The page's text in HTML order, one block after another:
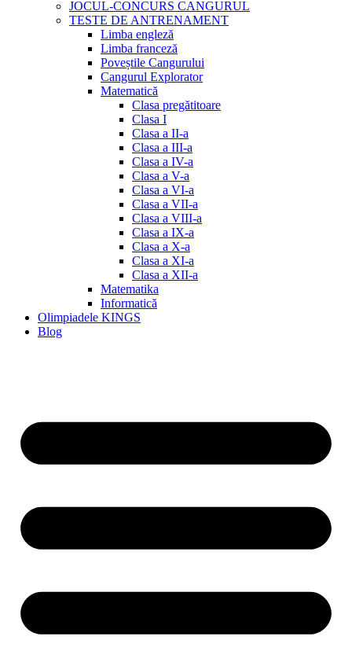
JOCUL-CONCURS CANGURUL
TESTE DE ANTRENAMENT
Limba engleză
Limba franceză
Poveștile Cangurului
Cangurul Explorator
Matematică
Clasa pregătitoare
Clasa I
Clasa a II-a
Clasa a III-a
Clasa a IV-a
Clasa a V-a
Clasa a VI-a
Clasa a VII-a
Clasa a VIII-a
Clasa a IX-a
Clasa a X-a
Clasa a XI-a
Clasa a XII-a
Matematika
Informatică
Olimpiadele KINGS
Blog